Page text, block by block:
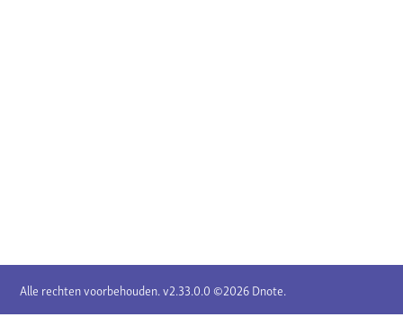
Alle rechten voorbehouden. v2.33.0.0 ©2026 Dnote.